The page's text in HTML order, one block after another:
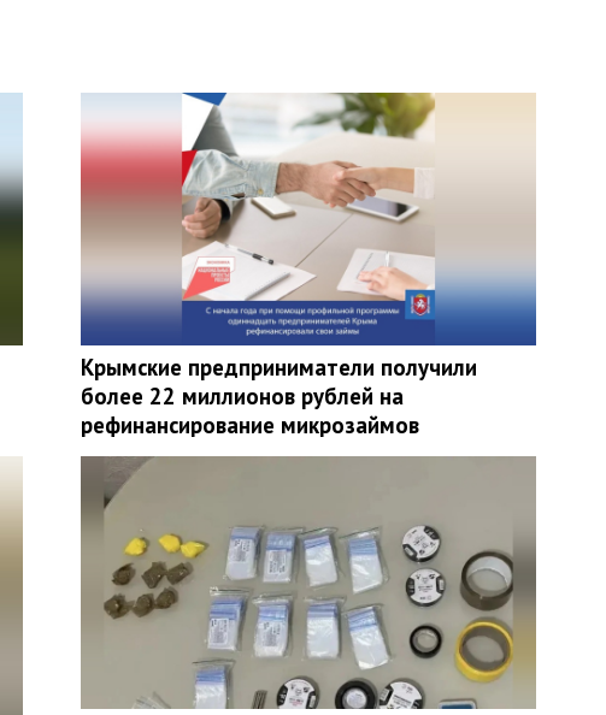
Крымские предприниматели получили
более 22 миллионов рублей на
рефинансирование микрозаймов